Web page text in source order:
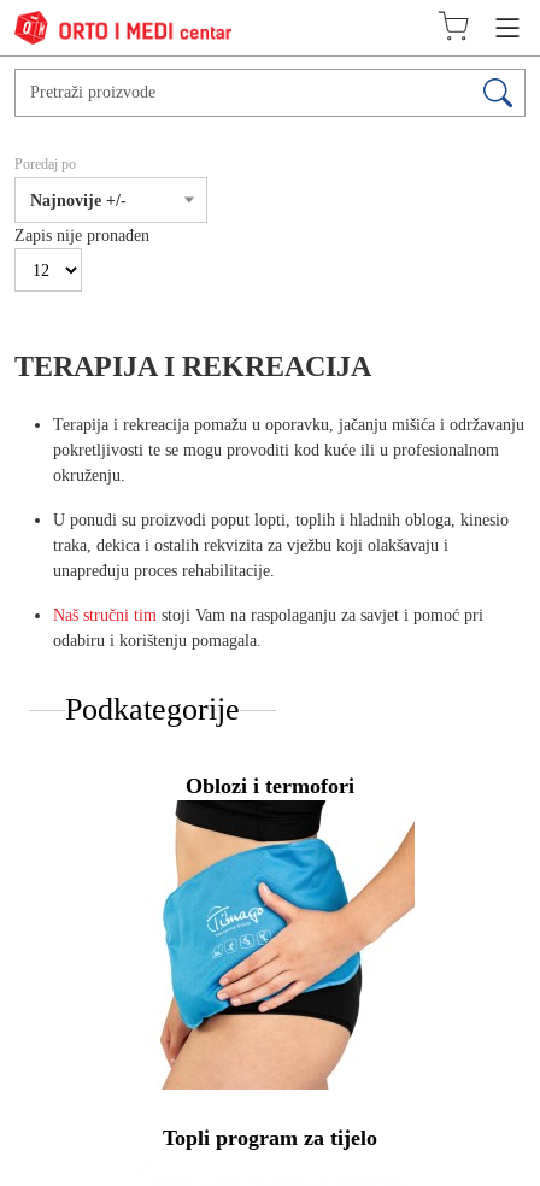
Poredaj po
Najnovije +/-
Zapis nije pronađen
TERAPIJA I REKREACIJA
Terapija i rekreacija pomažu u oporavku, jačanju mišića i održavanju
pokretljivosti te se mogu provoditi kod kuće ili u profesionalnom
okruženju.
U ponudi su proizvodi poput lopti, toplih i hladnih obloga, kinesio
traka, dekica i ostalih rekvizita za vježbu koji olakšavaju i
unapređuju proces rehabilitacije.
Naš stručni tim stoji Vam na raspolaganju za savjet i pomoć pri
odabiru i korištenju pomagala.
Podkategorije
Oblozi i termofori
Topli program za tijelo